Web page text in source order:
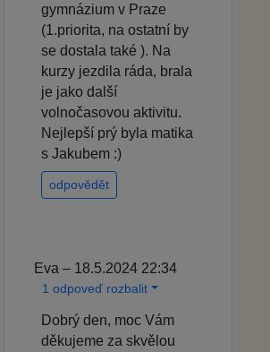
gymnázium v Praze
(1.priorita, na ostatní by
se dostala také ). Na
kurzy jezdila ráda, brala
je jako další
volnočasovou aktivitu.
Nejlepší prý byla matika
s Jakubem :)
odpovědět
Eva – 18.5.2024 22:34
1 odpoveď rozbalit
Dobrý den, moc Vám
děkujeme za skvělou